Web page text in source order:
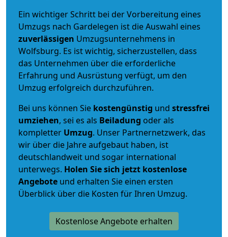
Ein wichtiger Schritt bei der Vorbereitung eines
Umzugs nach Gardelegen ist die Auswahl eines
zuverlässigen Umzugsunternehmens in
Wolfsburg. Es ist wichtig, sicherzustellen, dass
das Unternehmen über die erforderliche
Erfahrung und Ausrüstung verfügt, um den
Umzug erfolgreich durchzuführen.
Bei uns können Sie kostengünstig und stressfrei
umziehen, sei es als Beiladung oder als
kompletter Umzug. Unser Partnernetzwerk, das
wir über die Jahre aufgebaut haben, ist
deutschlandweit und sogar international
unterwegs. Holen Sie sich jetzt kostenlose
Angebote und erhalten Sie einen ersten
Überblick über die Kosten für Ihren Umzug.
Kostenlose Angebote erhalten